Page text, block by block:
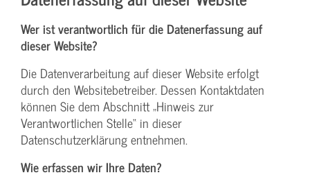
Wer ist verantwortlich für die Datenerfassung auf
dieser Website?
Die Datenverarbeitung auf dieser Website erfolgt
durch den Websitebetreiber. Dessen Kontaktdaten
können Sie dem Abschnitt „Hinweis zur
Verantwortlichen Stelle“ in dieser
Datenschutzerklärung entnehmen.
Wie erfassen wir Ihre Daten?